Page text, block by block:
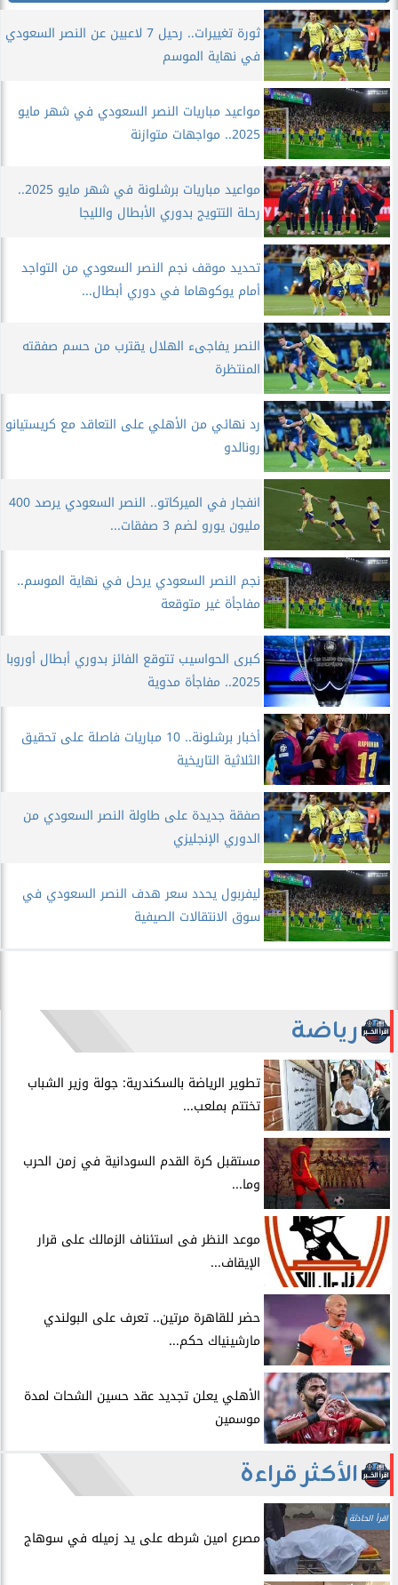
ثورة تغييرات.. رحيل 7 لاعبين عن النصر السعودي
في نهاية الموسم
مواعيد مباريات النصر السعودي في شهر مايو
2025.. مواجهات متوازنة
مواعيد مباريات برشلونة في شهر مايو 2025..
رحلة التتويج بدوري الأبطال والليجا
تحديد موقف نجم النصر السعودي من التواجد
أمام يوكوهاما في دوري أبطال...
النصر يفاجىء الهلال يقترب من حسم صفقته
المنتظرة
رد نهائي من الأهلي على التعاقد مع كريستيانو
رونالدو
انفجار في الميركاتو.. النصر السعودي يرصد 400
مليون يورو لضم 3 صفقات...
نجم النصر السعودي يرحل في نهاية الموسم..
مفاجأة غير متوقعة
كبرى الحواسيب تتوقع الفائز بدوري أبطال أوروبا
2025.. مفاجأة مدوية
أخبار برشلونة.. 10 مباريات فاصلة على تحقيق
الثلاثية التاريخية
صفقة جديدة على طاولة النصر السعودي من
الدوري الإنجليزي
ليفربول يحدد سعر هدف النصر السعودي في
سوق الانتقالات الصيفية
رياضة
​تطوير الرياضة بالسكندرية: جولة وزير الشباب
تختتم بملعب...
مستقبل كرة القدم السودانية في زمن الحرب
وما...
موعد النظر فى استئناف الزمالك على قرار
الإيقاف...
حضر للقاهرة مرتين.. تعرف على البولندي
مارشينياك حكم...
الأهلي يعلن تجديد عقد حسين الشحات لمدة
موسمين
الأكثر قراءة
اقرأ الحادثة
مصرع امين شرطه على يد زميله في سوهاج